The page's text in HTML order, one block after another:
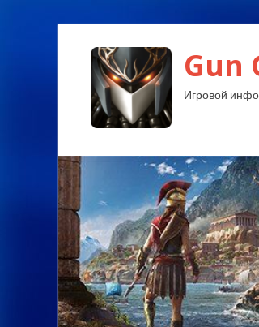
Gun
Игровой